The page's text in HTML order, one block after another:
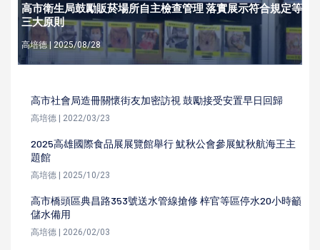
高市衛生局鼓勵販菸場所自主檢查管理 落實展示符合規定等
三大原則
高培德 | 2025/08/28
高市社會局造冊關懷街友加密訪視 鼓勵接受安置早日回歸
高培德 | 2022/03/23
2025高雄國際食品展展覽館舉行 魷秋公會參展魷秋航海王主
題館
高培德 | 2025/10/23
高市橋頭區典昌路353號送水管線搶修 梓官等區停水20小時籲
儲水備用
高培德 | 2026/02/03